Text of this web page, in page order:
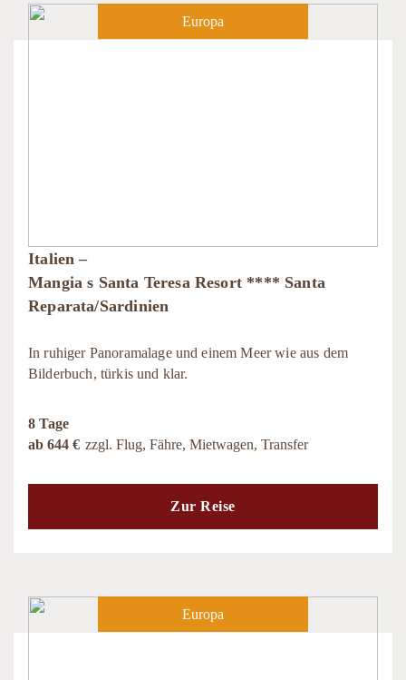
Europa
Italien –
Mangia s Santa Teresa Resort **** Santa
Reparata/Sardinien
In ruhiger Panoramalage und einem Meer wie aus dem
Bilderbuch, türkis und klar.
8 Tage
ab 644 € zzgl. Flug, Fähre, Mietwagen, Transfer
Zur Reise
Europa